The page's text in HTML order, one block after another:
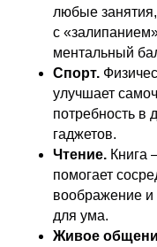
любые
с
ментальный
Спорт.
улучшает
потребность в
гаджетов.
Чтение. Книга
помогает
воображение и
для ума.
Живое